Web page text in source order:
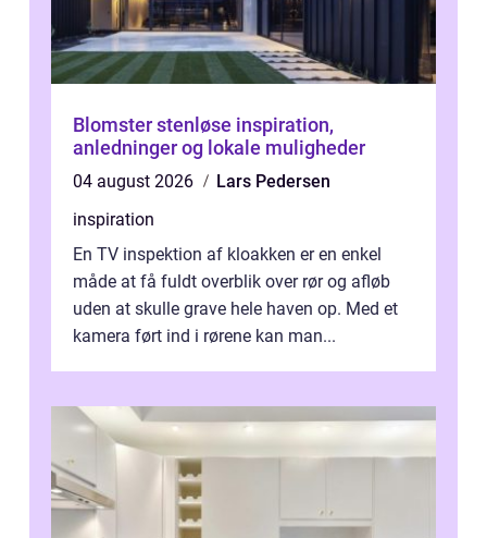
Blomster stenløse inspiration,
anledninger og lokale muligheder
04 august 2026
Lars Pedersen
inspiration
En TV inspektion af kloakken er en enkel
måde at få fuldt overblik over rør og afløb
uden at skulle grave hele haven op. Med et
kamera ført ind i rørene kan man...